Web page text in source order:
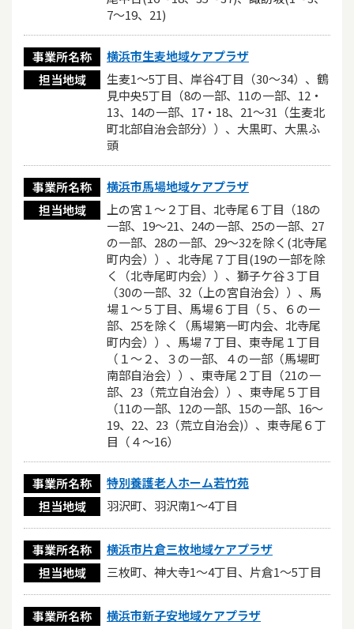
7〜19、21)
事業所名称
横浜市生麦地域ケアプラザ
担当地域
生麦1～5丁目、岸谷4丁目（30～34）、鶴
見中央5丁目（8の一部、11の一部、12・
13、14の一部、17・18、21～31（生麦北
町北部自治会部分））、大黒町、大黒ふ
頭
事業所名称
横浜市馬場地域ケアプラザ
担当地域
上の宮１〜２丁目、北寺尾６丁目（18の
一部、19〜21、24の一部、25の一部、27
の一部、28の一部、29〜32を除く(北寺尾
町内会））、北寺尾７丁目(19の一部を除
く（北寺尾町内会））、獅子ケ谷３丁目
（30の一部、32（上の宮自治会））、馬
場１〜５丁目、馬場６丁目（５、６の一
部、25を除く（馬場第一町内会、北寺尾
町内会））、馬場７丁目、東寺尾１丁目
（１〜２、３の一部、４の一部（馬場町
南部自治会））、東寺尾２丁目（21の一
部、23（荒立自治会））、東寺尾５丁目
（11の一部、12の一部、15の一部、16〜
19、22、23（荒立自治会)）、東寺尾６丁
目（４〜16）
事業所名称
特別養護老人ホーム若竹苑
担当地域
羽沢町、羽沢南1～4丁目
事業所名称
横浜市片倉三枚地域ケアプラザ
担当地域
三枚町、神大寺1～4丁目、片倉1～5丁目
事業所名称
横浜市新子安地域ケアプラザ